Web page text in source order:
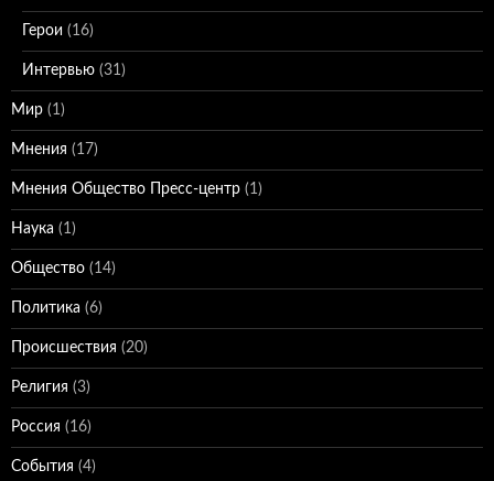
Герои (16)
Интервью (31)
Мир (1)
Мнения (17)
Мнения Общество Пресс-центр (1)
Наука (1)
Общество (14)
Политика (6)
Происшествия (20)
Религия (3)
Россия (16)
События (4)